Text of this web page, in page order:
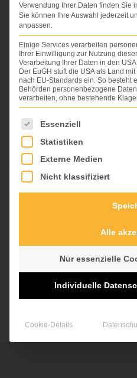
Straße*
Land PLZ*
Möchten Sie Ihre Anfrage
Verwendung Ihrer Daten finden Sie
Sie können Ihre Auswahl jederzeit
anpassen.
Einige Services verarbeiten
Ihrer Einwilligung zur Nutzung
Verarbeitung Ihrer Daten in den
Der EuGH stuft die USA als Land
nach EU-Standards ein. So besteht
Behörden personenbezogene
verarbeiten, ohne bestehende
Es folgt eine Liste der
Essenziell
Statistiken
Externe Medien
Nicht klassifiziert
Alle
Nur essenzielle
Individuelle
Cookie-Details